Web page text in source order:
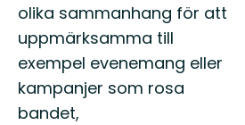
olika sammanhang för att
uppmärksamma till
exempel evenemang eller
kampanjer som rosa
bandet,